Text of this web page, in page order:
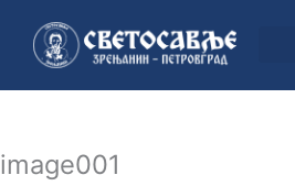
садржај
image001